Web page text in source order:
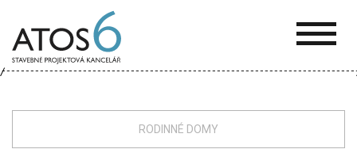
6
RODINNÉ DOMY